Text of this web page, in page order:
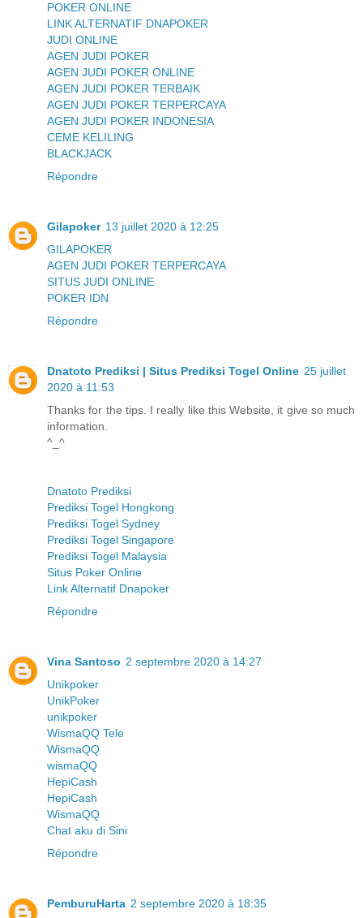
POKER ONLINE
LINK ALTERNATIF DNAPOKER
JUDI ONLINE
AGEN JUDI POKER
AGEN JUDI POKER ONLINE
AGEN JUDI POKER TERBAIK
AGEN JUDI POKER TERPERCAYA
AGEN JUDI POKER INDONESIA
CEME KELILING
BLACKJACK
Répondre
Gilapoker 13 juillet 2020 à 12:25
GILAPOKER
AGEN JUDI POKER TERPERCAYA
SITUS JUDI ONLINE
POKER IDN
Répondre
Dnatoto Prediksi | Situs Prediksi Togel Online 25 juillet
2020 à 11:53
Thanks for the tips. I really like this Website, it give so much
information.
^_^
Dnatoto Prediksi
Prediksi Togel Hongkong
Prediksi Togel Sydney
Prediksi Togel Singapore
Prediksi Togel Malaysia
Situs Poker Online
Link Alternatif Dnapoker
Répondre
Vina Santoso 2 septembre 2020 à 14:27
Unikpoker
UnikPoker
unikpoker
WismaQQ Tele
WismaQQ
wismaQQ
HepiCash
HepiCash
WismaQQ
Chat aku di Sini
Répondre
PemburuHarta 2 septembre 2020 à 18:35